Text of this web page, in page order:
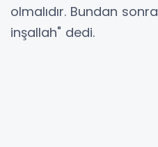
olmalıdır. Bundan
inşallah" dedi.